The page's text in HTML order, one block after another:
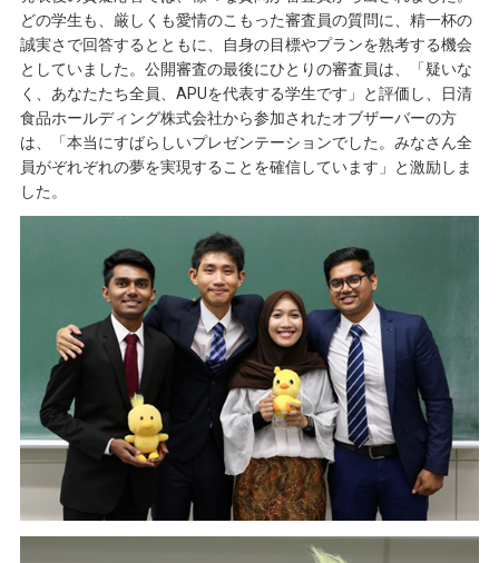
どの学生も、厳しくも愛情のこもった審査員の質問に、精一杯の
誠実さで回答するとともに、自身の目標やプランを熟考する機会
としていました。公開審査の最後にひとりの審査員は、「疑いな
く、あなたたち全員、APUを代表する学生です」と評価し、日清
食品ホールディング株式会社から参加されたオブザーバーの方
は、「本当にすばらしいプレゼンテーションでした。みなさん全
員がぞれぞれの夢を実現することを確信しています」と激励しま
した。